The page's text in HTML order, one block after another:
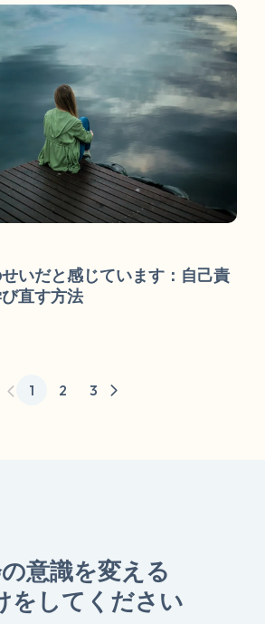
いだと感じています：自己責
直す方法
1 2 3
意識を変える
をしてください